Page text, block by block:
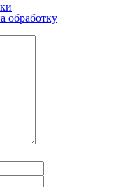
обработку